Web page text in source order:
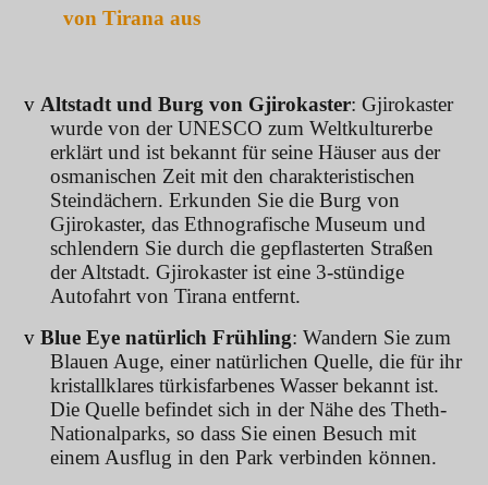
von Tirana aus
v Altstadt und Burg von Gjirokaster: Gjirokaster
wurde von der UNESCO zum Weltkulturerbe
erklärt und ist bekannt für seine Häuser aus der
osmanischen Zeit mit den charakteristischen
Steindächern. Erkunden Sie die Burg von
Gjirokaster, das Ethnografische Museum und
schlendern Sie durch die gepflasterten Straßen
der Altstadt. Gjirokaster ist eine 3-stündige
Autofahrt von Tirana entfernt.
v Blue Eye natürlich Frühling: Wandern Sie zum
Blauen Auge, einer natürlichen Quelle, die für ihr
kristallklares türkisfarbenes Wasser bekannt ist.
Die Quelle befindet sich in der Nähe des Theth-
Nationalparks, so dass Sie einen Besuch mit
einem Ausflug in den Park verbinden können.